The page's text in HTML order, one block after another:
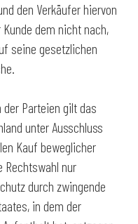
den Verkäufer hiervon
dem nicht nach,
seine gesetzlichen
Parteien gilt das
unter Ausschluss
Kauf beweglicher
Rechtswahl nur
durch zwingende
in dem der